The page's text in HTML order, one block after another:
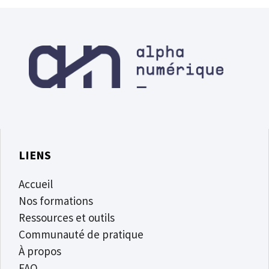
LIENS
Accueil
Nos formations
Ressources et outils
Communauté de pratique
À propos